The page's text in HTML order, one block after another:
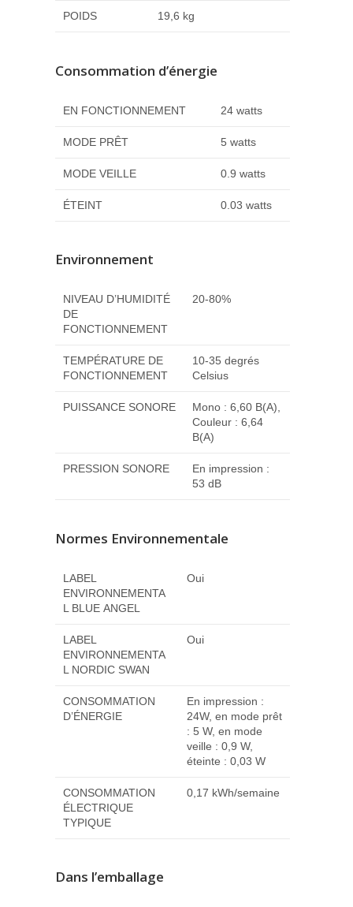
POIDS 19,6 kg
Consommation d’énergie
EN FONCTIONNEMENT 24 watts
MODE PRÊT 5 watts
MODE VEILLE 0.9 watts
ÉTEINT 0.03 watts
Environnement
NIVEAU D’HUMIDITÉ
DE
FONCTIONNEMENT
20-80%
TEMPÉRATURE DE
FONCTIONNEMENT
10-35 degrés
Celsius
PUISSANCE SONORE
Mono : 6,60 B(A),
Couleur : 6,64
B(A)
PRESSION SONORE
En impression :
53 dB
Normes Environnementale
LABEL
ENVIRONNEMENTA
L BLUE ANGEL
Oui
LABEL
ENVIRONNEMENTA
L NORDIC SWAN
Oui
CONSOMMATION
D’ÉNERGIE
En impression :
24W, en mode prêt
: 5 W, en mode
veille : 0,9 W,
éteinte : 0,03 W
CONSOMMATION
ÉLECTRIQUE
TYPIQUE
0,17 kWh/semaine
Dans l’emballage